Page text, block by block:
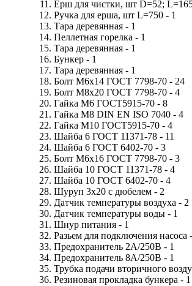
Ерш для чистки, шт D=52;
Ручка для ерша, шт L=750 - 1
Тара деревянная - 1
Пеллетная горелка - 1
Тара деревянная - 1
Бункер - 1
Тара деревянная - 1
Болт М6х14 ГОСТ 7798-70 - 24
Болт М8х20 ГОСТ 7798-70 - 4
Гайка М6 ГОСТ5915-70 - 8
Гайка М8 DIN EN ISO 7040 - 4
Гайка М10 ГОСТ5915-70 - 4
Шайба 6 ГОСТ 11371-78 - 11
Шайба 6 ГОСТ 6402-70 - 3
Болт М6х16 ГОСТ 7798-70 - 3
Шайба 10 ГОСТ 11371-78 - 4
Шайба 10 ГОСТ 6402-70 - 4
Шуруп 3х20 с дюбелем - 2
Датчик температуры воздуха - 2
Датчик температуры воды - 1
Шнур питания - 1
Разьем для подключения насоса
Предохранитель 2А/250В - 1
Предохранитель 8А/250В - 1
Трубка подачи вторичного
Резиновая прокладка бункера - 1